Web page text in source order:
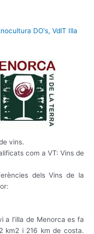
DO's, VdlT Illa
vins.
com a VT: Vins de
dels Vins de la
a l’illa de Menorca es fa
km2 i 216 km de costa.